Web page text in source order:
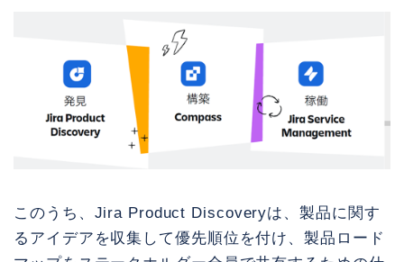
このうち、Jira Product Discoveryは、製品に関す
るアイデアを収集して優先順位を付け、製品ロード